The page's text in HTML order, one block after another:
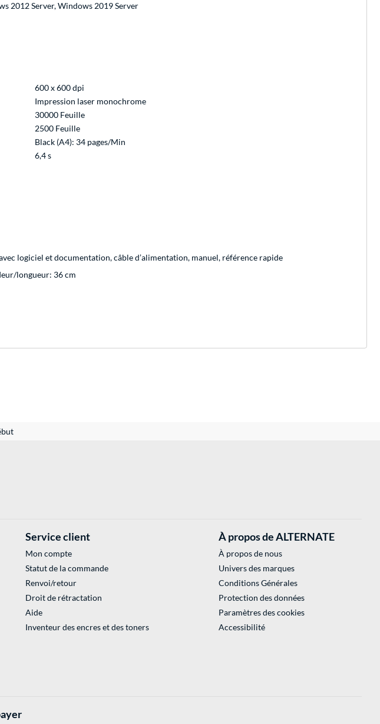
2012 Server, Windows 2019 Server
600 x 600 dpi
Impression laser monochrome
30000 Feuille
2500 Feuille
Black (A4): 34 pages/Min
6,4 s
logiciel et documentation, câble d’alimentation, manuel, référence rapide
longueur: 36 cm
Service client
Mon compte
Statut de la commande
Renvoi/retour
Droit de rétractation
Aide
Inventeur des encres et des toners
À propos de ALTERNATE
À propos de nous
Univers des marques
Conditions Générales
Protection des données
Paramètres des cookies
Accessibilité